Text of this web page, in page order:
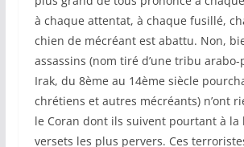
à chaque attentat, à chaque fusillé,
chien de mécréant est abattu. Non,
assassins (nom tiré d’une tribu
Irak, du 8ème au 14ème siècle
chrétiens et autres mécréants) n’ont
le Coran dont ils suivent pourtant à la
versets les plus pervers. Ces